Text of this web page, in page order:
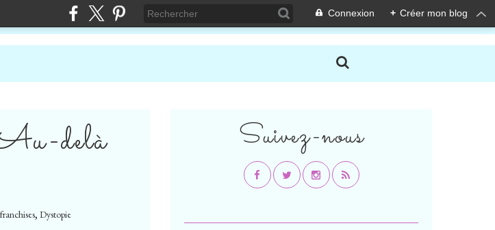
Connexion + Créer mon blog
delà
, Dystopie
Suivez-nous